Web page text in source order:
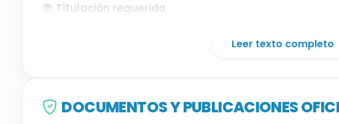
Trombón
Trompeta
📚 Titulación requerida
Título universitario de Profesor/a Superior de Música,
equivalente en la especialidad a la que se opte
Catalán C1. Si no se acredita, prueba de nivel;
Leer texto completo
DOCUMENTOS Y PUBLICACIONES